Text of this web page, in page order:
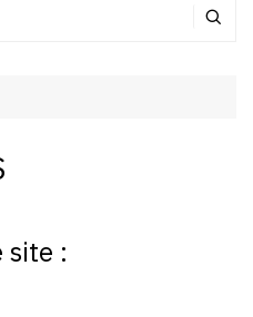
site :